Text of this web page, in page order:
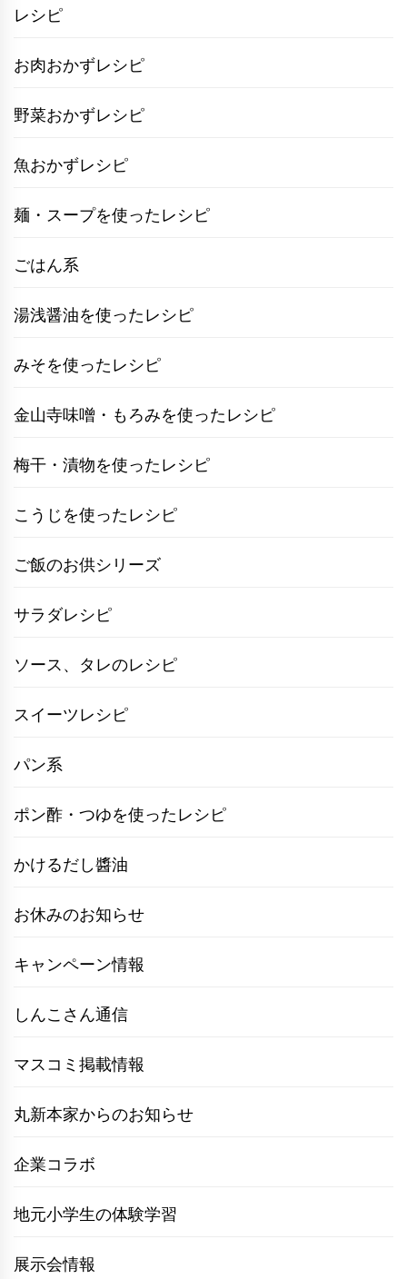
レシピ
お肉おかずレシピ
野菜おかずレシピ
魚おかずレシピ
麺・スープを使ったレシピ
ごはん系
湯浅醤油を使ったレシピ
みそを使ったレシピ
金山寺味噌・もろみを使ったレシピ
梅干・漬物を使ったレシピ
こうじを使ったレシピ
ご飯のお供シリーズ
サラダレシピ
ソース、タレのレシピ
スイーツレシピ
パン系
ポン酢・つゆを使ったレシピ
かけるだし醬油
お休みのお知らせ
キャンペーン情報
しんこさん通信
マスコミ掲載情報
丸新本家からのお知らせ
企業コラボ
地元小学生の体験学習
展示会情報